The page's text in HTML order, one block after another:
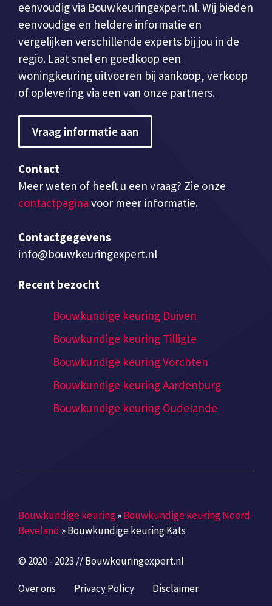
eenvoudig via Bouwkeuringexpert.nl. Wij bieden
eenvoudige en heldere informatie en
vergelijken verschillende experts bij jou in de
regio. Laat snel en goedkoop een
woningkeuring uitvoeren bij aankoop, verkoop
of oplevering via een van onze partners.
Vraag informatie aan
Contact
Meer weten of heeft u een vraag? Zie onze
contactpagina voor meer informatie.
Contactgegevens
info@bouwkeuringexpert.nl
Recent bezocht
Bouwkundige keuring Duiven
Bouwkundige keuring Tilligte
Bouwkundige keuring Vorchten
Bouwkundige keuring Aardenburg
Bouwkundige keuring Oudelande
Bouwkundige keuring»Bouwkundige keuring Noord-
Beveland »Bouwkundige keuring Kats
© 2020 - 2023 // Bouwkeuringexpert.nl
Over ons Privacy Policy Disclaimer